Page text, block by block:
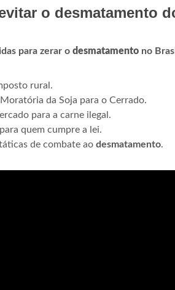
o desmatamento
para zerar o desmatamento no
rural.
da Soja para o Cerrado.
para a carne ilegal.
quem cumpre a lei.
de combate ao desmatamento.